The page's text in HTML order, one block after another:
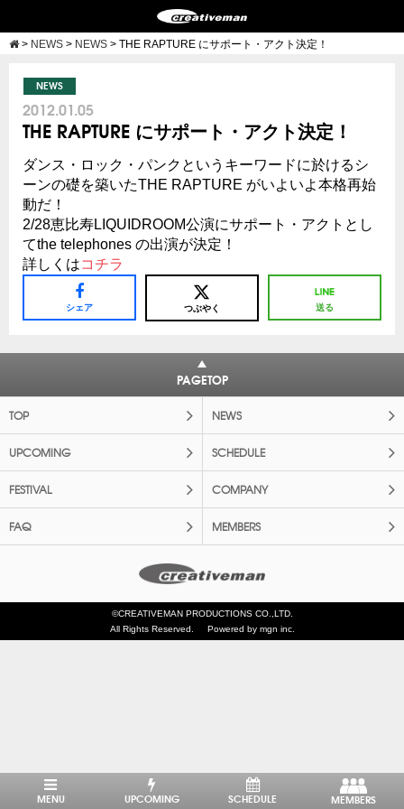
> NEWS > NEWS > THE RAPTURE にサポート・アクト決定！
NEWS
2012.01.05
THE RAPTURE にサポート・アクト決定！
ダンス・ロック・パンクというキーワードに於けるシ
ーンの礎を築いたTHE RAPTURE がいよいよ本格再始
動だ！
2/28恵比寿LIQUIDROOM公演にサポート・アクトとし
てthe telephones の出演が決定！
詳しくはコチラ
シェア つぶやく 送る
PAGETOP
TOP NEWS
UPCOMING SCHEDULE
FESTIVAL COMPANY
FAQ MEMBERS
©CREATIVEMAN PRODUCTIONS CO.,LTD.
All Rights Reserved.
Powered by mgn inc.
MENU UPCOMING SCHEDULE MEMBERS